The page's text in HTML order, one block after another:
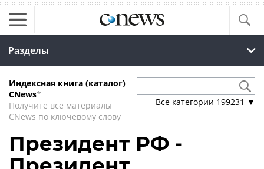
Разделы
Индексная книга (каталог)
CNews*
Получите все материалы
CNews по ключевому слову
Все категории 199231 ▼
Президент РФ -